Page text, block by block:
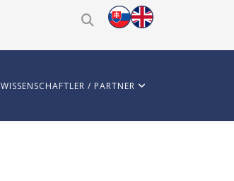
WISSENSCHAFTLER / PARTNER